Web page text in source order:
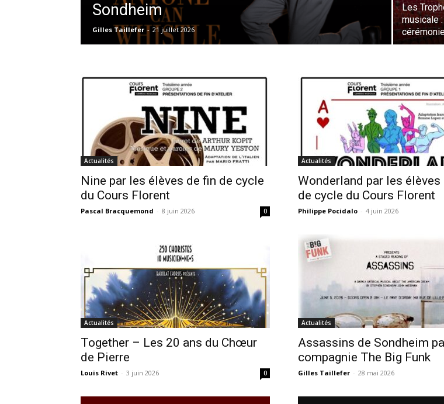
Sondheim
Gilles Taillefer - 21 juillet 2026
Les
musicale
Actualités
Nine par les élèves de fin de cycle
du Cours Florent
Pascal Bracquemond - 8 juin 2026 0
Actualités
Wonderland par les élèves
de cycle du Cours Florent
Philippe Pocidalo - 4 juin 2026
Actualités
Together – Les 20 ans du Chœur
de Pierre
Louis Rivet - 3 juin 2026 0
Actualités
Assassins de Sondheim
compagnie The Big Funk
Gilles Taillefer - 28 mai 2026